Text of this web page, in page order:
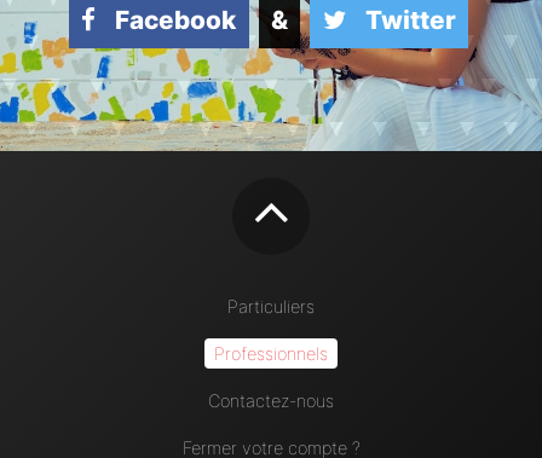
Facebook & Twitter
Particuliers
Professionnels
Contactez-nous
Fermer votre compte ?